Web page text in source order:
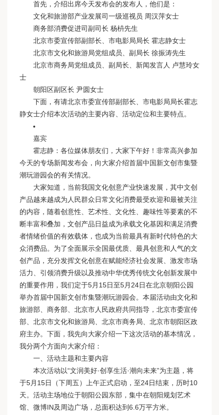
首先，介绍出席今天发布会的发布人，他们是：
文化和旅游部产业发展司一级巡视员 周汉萍女士
商务部消费促进司副司长 杨枿先生
北京市委宣传部副部长、市电影局局长 霍志静女士
北京市文化和旅游局党组成员、副局长 徐振涛先生
北京市商务局党组成员、副局长、新闻发言人 卢慧玲女
士
朝阳区副区长 尹圆女士
下面，有请北京市委宣传部副部长、市电影局局长霍志
静女士介绍本次活动的主要内容、活动定位和主要特点。
嘉宾
霍志静：各位媒体朋友们，大家下午好！非常高兴参加
今天的专场新闻发布会，向大家介绍首届中国新文创市集暨
潮玩游园会的有关情况。
大家知道，当前我国文化创意产业快速发展，其中文创
产品越来越成为人民群众日常文化消费最受欢迎和最被关注
的内容，随着创意性、艺术性、文化性、趣味性等要素的不
断丰富和叠加，文创产品日益成为承载文化基因和满足消费
者情绪价值的有效载体，也成为当前最具有新时代特色的大
众消费品。为了全面展示全国最优质、最具创意和人气的文
创产品，充分发挥文化创意在赋能经济社会发展、激发市场
活力、引领消费升级以及推动中华优秀传统文化创新发展中
的重要作用，我们定于5月15日至5月24日在北京朝阳公园
举办首届中国新文创市集暨潮玩游园会。本届活动由文化和
旅游部、商务部、北京市人民政府共同指导，北京市委宣传
部、北京市文化和旅游局、北京市商务局、北京市朝阳区政
府主办。下面，我先向大家介绍一下这次活动的基本情况，
我分两个方面向大家介绍：
一、活动主题和主要内容
本次活动以“文润美好·创享生活·潮向未来”为主题，将
于5月15日（下周五）上午正式启动，至24日结束，历时10
天。活动主场地位于朝阳公园东部，集中在朝阳规划艺术
馆、微博IN及周边广场，总面积达到6.6万平方米。